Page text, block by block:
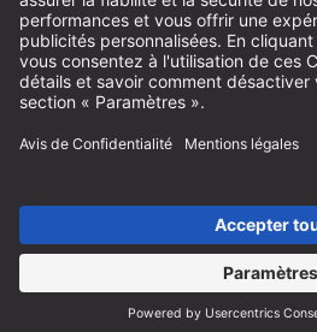
Mentions légales
Conditions Générales
Protection des Données
Paramètres des Cookies
TVA incl. / frais de port en sus
* livraison gratuite à partir de 150 euros
les tailles de colis standard, hors
Selon le pays de livraison, la TVA peut